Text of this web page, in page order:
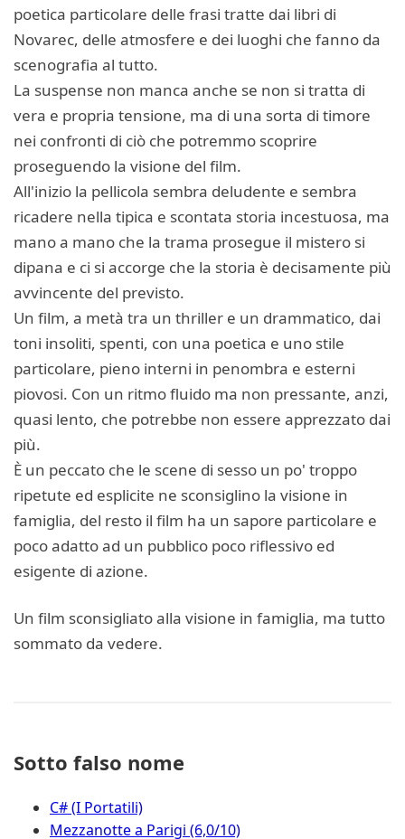
poetica particolare delle frasi tratte dai libri di
Novarec, delle atmosfere e dei luoghi che fanno da
scenografia al tutto.
La suspense non manca anche se non si tratta di
vera e propria tensione, ma di una sorta di timore
nei confronti di ciò che potremmo scoprire
proseguendo la visione del film.
All'inizio la pellicola sembra deludente e sembra
ricadere nella tipica e scontata storia incestuosa, ma
mano a mano che la trama prosegue il mistero si
dipana e ci si accorge che la storia è decisamente più
avvincente del previsto.
Un film, a metà tra un thriller e un drammatico, dai
toni insoliti, spenti, con una poetica e uno stile
particolare, pieno interni in penombra e esterni
piovosi. Con un ritmo fluido ma non pressante, anzi,
quasi lento, che potrebbe non essere apprezzato dai
più.
È un peccato che le scene di sesso un po' troppo
ripetute ed esplicite ne sconsiglino la visione in
famiglia, del resto il film ha un sapore particolare e
poco adatto ad un pubblico poco riflessivo ed
esigente di azione.
Un film sconsigliato alla visione in famiglia, ma tutto
sommato da vedere.
Sotto falso nome
C# (I Portatili)
Mezzanotte a Parigi (6,0/10)